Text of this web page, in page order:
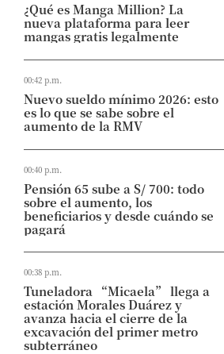
¿Qué es Manga Million? La
nueva plataforma para leer
mangas gratis legalmente
00:42 p.m.
Nuevo sueldo mínimo 2026: esto
es lo que se sabe sobre el
aumento de la RMV
00:40 p.m.
Pensión 65 sube a S/ 700: todo
sobre el aumento, los
beneficiarios y desde cuándo se
pagará
00:38 p.m.
Tuneladora “Micaela” llega a
estación Morales Duárez y
avanza hacia el cierre de la
excavación del primer metro
subterráneo